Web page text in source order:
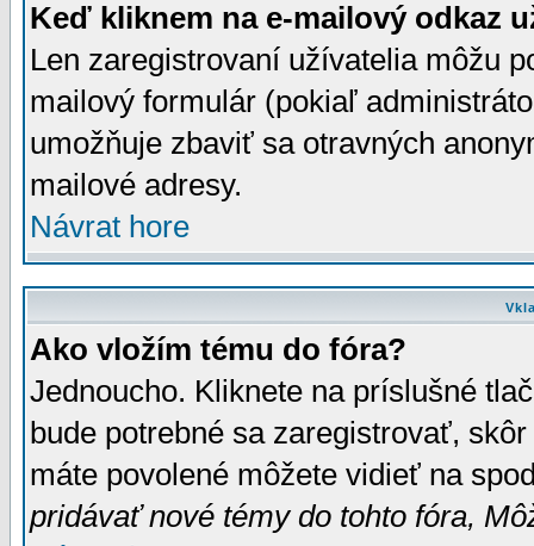
Keď kliknem na e-mailový odkaz
Len zaregistrovaní užívatelia môžu
mailový formulár (pokiaľ
umožňuje zbaviť sa otravných
mailové adresy.
Návrat hore
Ako vložím tému do fóra?
Jednoucho. Kliknete na príslušné
bude potrebné sa zaregistrovať,
máte povolené môžete vidieť na
pridávať nové témy do tohto fóra,